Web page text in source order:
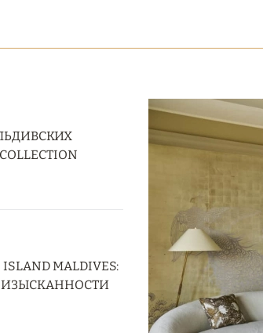
MALDIVES:
ИЗЫСКАННОСТИ